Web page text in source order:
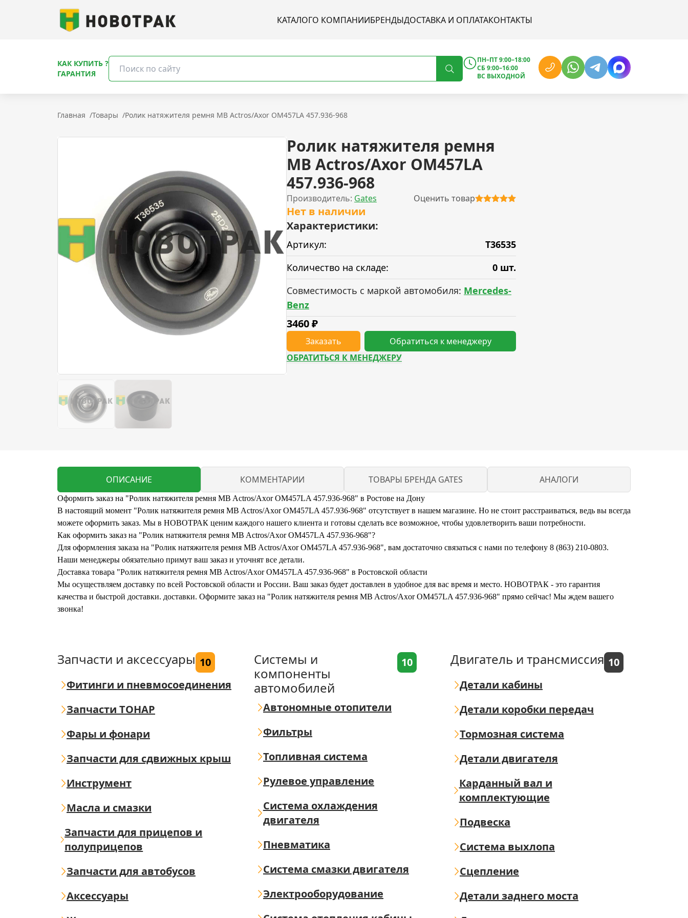
КАТАЛОГО КОМПАНИИБРЕНДЫДОСТАВКА И ОПЛАТАКОНТАКТЫ
КАК КУПИТЬ ?
ГАРАНТИЯ
ПН–ПТ 9:00–18:00
СБ 9:00–16:00
ВС ВЫХОДНОЙ
Главная /Товары /Ролик натяжителя ремня MB Actros/Axor OM457LA 457.936-968
Ролик натяжителя ремня
MB Actros/Axor OM457LA
457.936-968
Производитель: Gates Оценить товар
Нет в наличии
Характеристики:
Артикул:
T36535
Количество на складе:
0 шт.
Совместимость с маркой автомобиля: Mercedes-
Benz
3460₽
Заказать
Обратиться к менеджеру
ОБРАТИТЬСЯ К МЕНЕДЖЕРУ
ОПИСАНИЕ КОММЕНТАРИИ ТОВАРЫ БРЕНДА GATES АНАЛОГИ
Оформить заказ на "Ролик натяжителя ремня MB Actros/Axor OM457LA 457.936-968" в Ростове на Дону
В настоящий момент "Ролик натяжителя ремня MB Actros/Axor OM457LA 457.936-968" отсутствует в нашем магазине. Но не стоит расстраиваться, ведь вы всегда
можете оформить заказ. Мы в НОВОТРАК ценим каждого нашего клиента и готовы сделать все возможное, чтобы удовлетворить ваши потребности.
Как оформить заказ на "Ролик натяжителя ремня MB Actros/Axor OM457LA 457.936-968"?
Для оформления заказа на "Ролик натяжителя ремня MB Actros/Axor OM457LA 457.936-968", вам достаточно связаться с нами по телефону 8 (863) 210-0803.
Наши менеджеры обязательно примут ваш заказ и уточнят все детали.
Доставка товара "Ролик натяжителя ремня MB Actros/Axor OM457LA 457.936-968" в Ростовской области
Мы осуществляем доставку по всей Ростовской области и России. Ваш заказ будет доставлен в удобное для вас время и место. НОВОТРАК - это гарантия
качества и быстрой доставки. доставки. Оформите заказ на "Ролик натяжителя ремня MB Actros/Axor OM457LA 457.936-968" прямо сейчас! Мы ждем вашего
звонка!
Запчасти и аксессуары 10
Фитинги и пневмосоединения
Запчасти ТОНАР
Фары и фонари
Запчасти для сдвижных крыш
Инструмент
Масла и смазки
Запчасти для прицепов и
полуприцепов
Запчасти для автобусов
Аксессуары
Системы и
компоненты
автомобилей
10
Автономные отопители
Фильтры
Топливная система
Рулевое управление
Система охлаждения
двигателя
Пневматика
Система смазки двигателя
Электрооборудование
Двигатель и трансмиссия 10
Детали кабины
Детали коробки передач
Тормозная система
Детали двигателя
Карданный вал и
комплектующие
Подвеска
Система выхлопа
Сцепление
Детали заднего моста